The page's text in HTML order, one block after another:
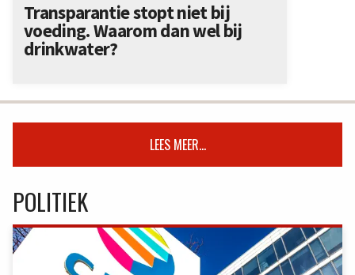
Transparantie stopt niet bij
voeding. Waarom dan wel bij
drinkwater?
LEES MEER...
POLITIEK